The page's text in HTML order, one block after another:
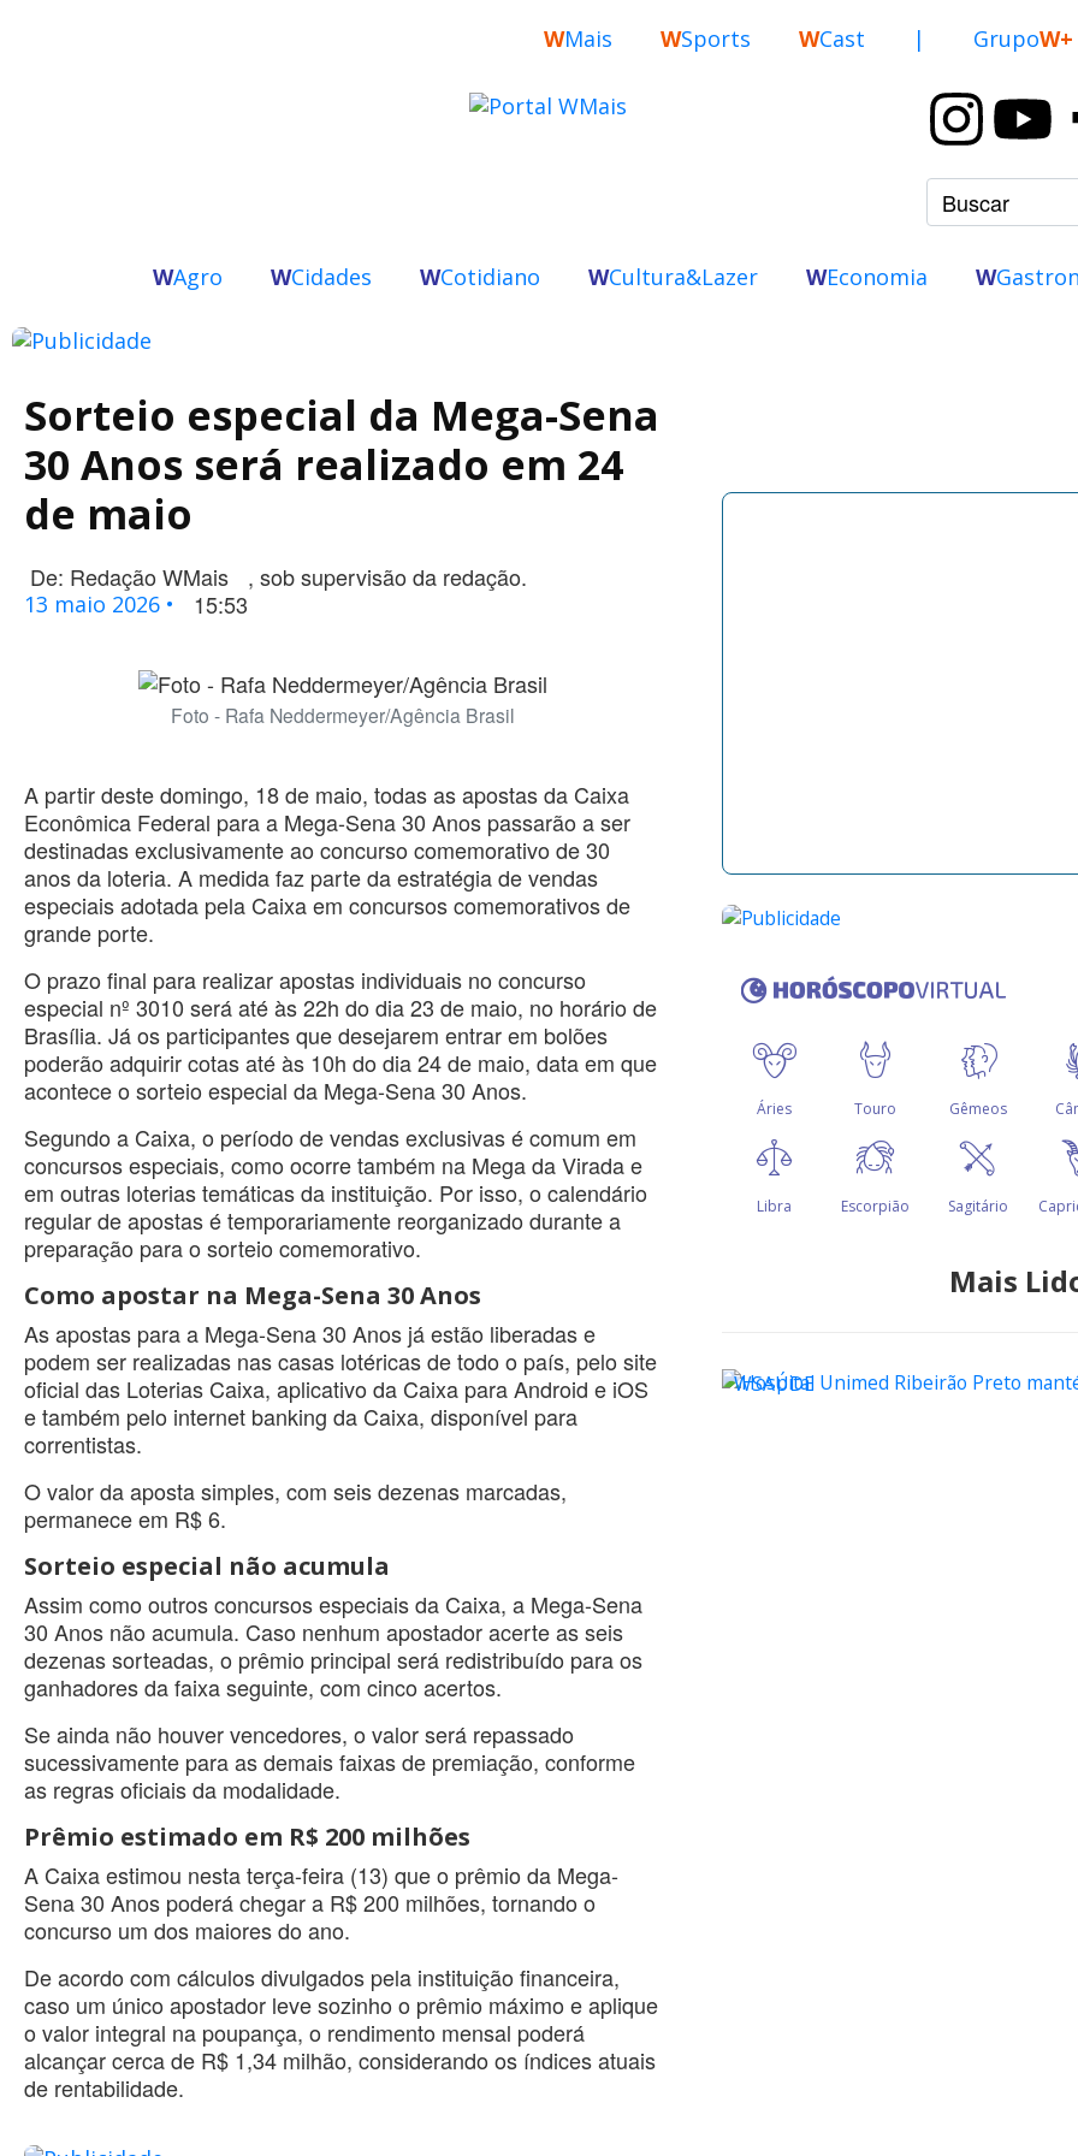
WMais WSports WCast | GrupoW+
WAgro WCidades WCotidiano WCultura&Lazer WEconomia W
Sorteio especial da Mega-Sena
30 Anos será realizado em 24
de maio
De: Redação WMais , sob supervisão da redação.
13 maio 2026 • 15:53
Foto - Rafa Neddermeyer/Agência Brasil
A partir deste domingo, 18 de maio, todas as apostas da Caixa
Econômica Federal para a Mega-Sena 30 Anos passarão a ser
destinadas exclusivamente ao concurso comemorativo de 30
anos da loteria. A medida faz parte da estratégia de vendas
especiais adotada pela Caixa em concursos comemorativos de
grande porte.
O prazo final para realizar apostas individuais no concurso
especial nº 3010 será até às 22h do dia 23 de maio, no horário de
Brasília. Já os participantes que desejarem entrar em bolões
poderão adquirir cotas até às 10h do dia 24 de maio, data em que
acontece o sorteio especial da Mega-Sena 30 Anos.
Segundo a Caixa, o período de vendas exclusivas é comum em
concursos especiais, como ocorre também na Mega da Virada e
em outras loterias temáticas da instituição. Por isso, o calendário
regular de apostas é temporariamente reorganizado durante a
preparação para o sorteio comemorativo.
Como apostar na Mega-Sena 30 Anos
As apostas para a Mega-Sena 30 Anos já estão liberadas e
podem ser realizadas nas casas lotéricas de todo o país, pelo site
oficial das Loterias Caixa, aplicativo da Caixa para Android e iOS
e também pelo internet banking da Caixa, disponível para
correntistas.
O valor da aposta simples, com seis dezenas marcadas,
permanece em R$ 6.
Sorteio especial não acumula
Assim como outros concursos especiais da Caixa, a Mega-Sena
30 Anos não acumula. Caso nenhum apostador acerte as seis
dezenas sorteadas, o prêmio principal será redistribuído para os
ganhadores da faixa seguinte, com cinco acertos.
Se ainda não houver vencedores, o valor será repassado
sucessivamente para as demais faixas de premiação, conforme
as regras oficiais da modalidade.
Prêmio estimado em R$ 200 milhões
A Caixa estimou nesta terça-feira (13) que o prêmio da Mega-
Sena 30 Anos poderá chegar a R$ 200 milhões, tornando o
concurso um dos maiores do ano.
De acordo com cálculos divulgados pela instituição financeira,
caso um único apostador leve sozinho o prêmio máximo e aplique
o valor integral na poupança, o rendimento mensal poderá
alcançar cerca de R$ 1,34 milhão, considerando os índices atuais
de rentabilidade.
Mais
WSAÚDE